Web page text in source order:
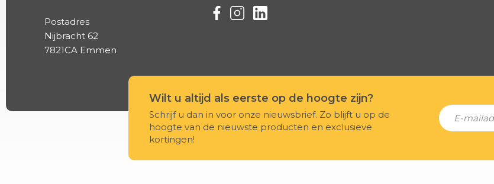
Postadres
Nijbracht 62
7821CA Emmen
Volg ons via Facebook
Volg ons via Instagram
Volg ons via Linkedin
Wilt u altijd als eerste op de hoogte zijn?
Schrijf u dan in voor onze nieuwsbrief. Zo blijft u op de
hoogte van de nieuwste producten en exclusieve
kortingen!